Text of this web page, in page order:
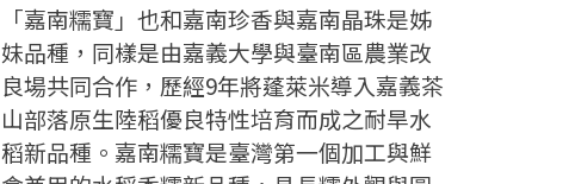
「嘉南糯寶」也和嘉南珍香與嘉南晶珠是姊
妹品種，同樣是由嘉義大學與臺南區農業改
良場共同合作，歷經9年將蓬萊米導入嘉義茶
山部落原生陸稻優良特性培育而成之耐旱水
稻新品種。嘉南糯寶是臺灣第一個加工與鮮